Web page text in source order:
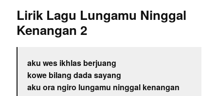
Lirik Lagu Lungamu Ninggal
Kenangan 2
aku wes ikhlas berjuang
kowe bilang dada sayang
aku ora ngiro lungamu ninggal kenangan